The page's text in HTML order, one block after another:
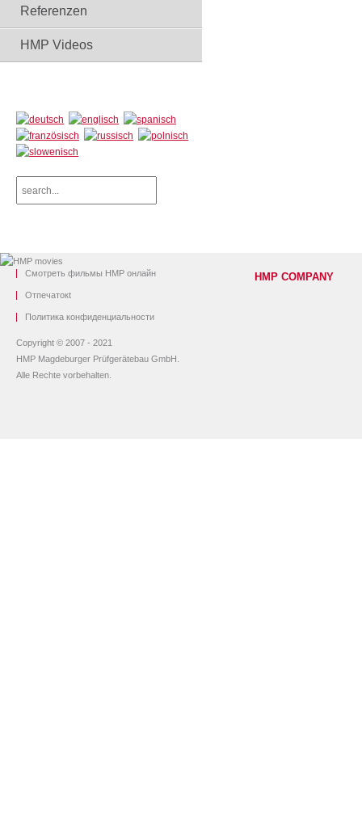
Referenzen
HMP Videos
Смотреть фильмы HMP онлайн
Oтпечатокt
Политика конфиденциальности
Copyright © 2007 - 2021
HMP Magdeburger Prüfgerätebau GmbH.
Alle Rechte vorbehalten.
HMP COMPANY